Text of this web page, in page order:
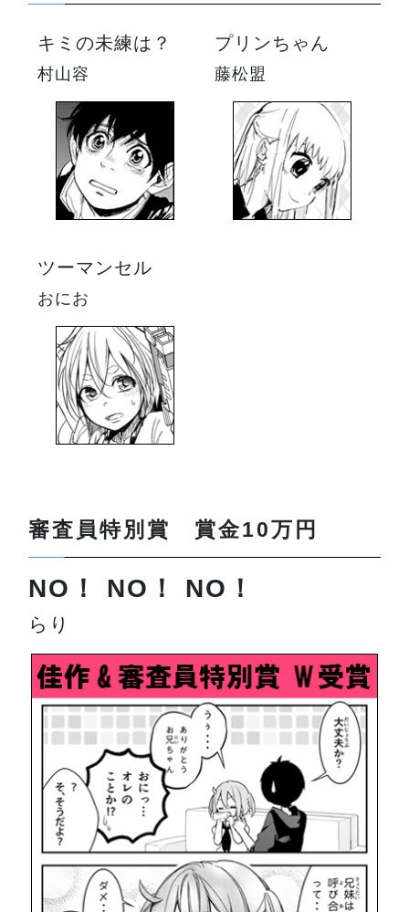
キミの未練は？
村山容
プリンちゃん
藤松盟
ツーマンセル
おにお
審査員特別賞 賞金10万円
NO！ NO！ NO！
らり